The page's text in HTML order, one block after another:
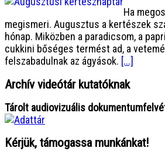
Ha
megismeri. Augusztus a kertészek
hónap. Miközben a paradicsom, a
cukkini bőséges termést ad, a
felszabadulnak az ágyások. [...]
Archív videótár kutatóknak
Tárolt audiovizuális
Kérjük, támogassa munkánkat!